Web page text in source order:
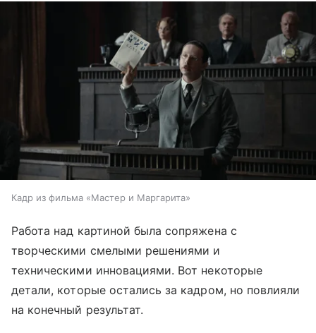
Кадр из фильма «Мастер и Маргарита»
Работа над картиной была сопряжена с
творческими смелыми решениями и
техническими инновациями. Вот некоторые
детали, которые остались за кадром, но повлияли
на конечный результат.